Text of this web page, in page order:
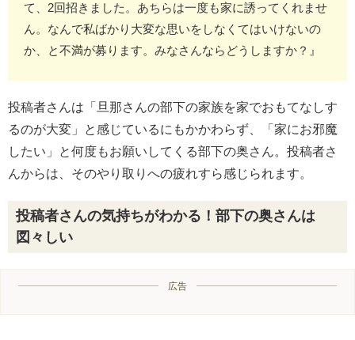
て、2回招きました。あちらは一度も家に誘ってくれませ
ん。なんで私ばかり大変な思いをしなくてはいけないの
か、と不満が募ります。みなさんならどうしますか？』
投稿者さんは「旦那さんの部下の家族を家でおもてなしす
るのが大変」と感じているにもかかわらず、「家にお邪魔
したい」と何度もお願いしてくる部下の奥さん。投稿者さ
んからは、そのやり取りへの疲れすら感じられます。
投稿者さんの気持ちがわかる！部下の奥さんは
図々しい
広告